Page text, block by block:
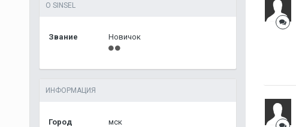
О SINSEL
Звание Новичок
ИНФОРМАЦИЯ
Город мск